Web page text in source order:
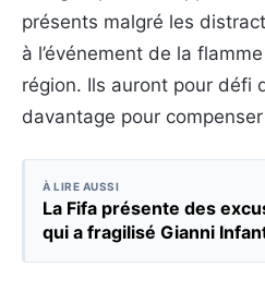
présents malgré les
à l’événement de la
région. Ils auront pour défi
davantage pour
À LIRE AUSSI
La Fifa présente des
qui a fragilisé Gianni